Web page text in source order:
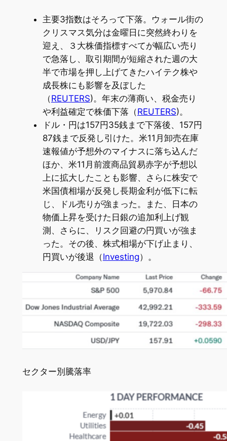
主要3指数はそろって下落。ウォール街の
クリスマス気分は金曜日に突然終わりを
迎え、３大株価指標すべてが幅広い売り
で急落し、取引期間が短縮された週の大
半で市場を押し上げてきたハイテク株や
成長株にも影響を及ぼした
（REUTERS)。年末の薄商い、税金売り
や利益確定で株価下落（REUTERS)。
ドル・円は157円35銭まで下落後、157円
87銭まで反発し引けた。米11月卸売在庫
速報値が予想外のマイナスに落ち込んだ
ほか、米11月前渡商品貿易赤字が予想以
上に拡大したことも影響、さらに株安で
米国債相場が反発し長期金利が低下に転
じ、ドル売りが強まった。また、日本の
物価上昇を受けた日銀の追加利上げ観
測、さらに、リスク回避の円買いが強ま
った。その後、株式相場が下げ止まり、
円買いが後退（Investing）。
セクター別騰落率